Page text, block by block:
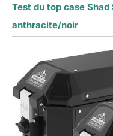
Test du top case
anthracite/noir